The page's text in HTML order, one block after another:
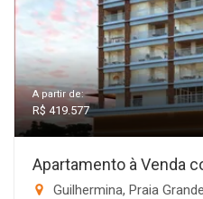
A partir de:
R$ 419.577
Apartamento à Venda
Guilhermina, Praia